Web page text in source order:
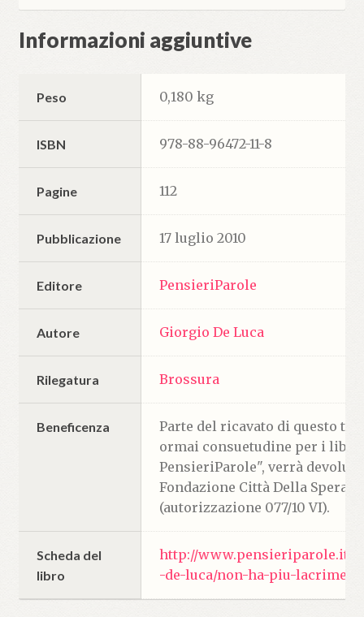
Informazioni aggiuntive
Peso 0,180 kg
ISBN 978-88-96472-11-8
Pagine 112
Pubblicazione 17 luglio 2010
Editore PensieriParole
Autore Giorgio De Luca
Rilegatura Brossura
Beneficenza
Parte del ricavato di questo
ormai consuetudine per i libri
PensieriParole", verrà
Fondazione Città Della
(autorizzazione 077/10 VI).
Scheda del
libro
http://www.pensieriparole.it/
-de-luca/non-ha-piu-lacrime-